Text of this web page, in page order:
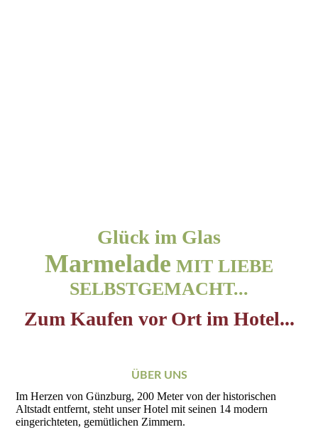
Glück im Glas
Marmelade MIT LIEBE
SELBSTGEMACHT...
Zum Kaufen vor Ort im Hotel...
ÜBER UNS
Im Herzen von Günzburg, 200 Meter von der historischen
Altstadt entfernt, steht unser Hotel mit seinen 14 modern
eingerichteten, gemütlichen Zimmern.